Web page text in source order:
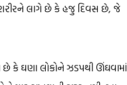
લાગે છે કે હજુ દિવસ છે, જે
કે ઘણા લોકોને ઝડપથી ઊંઘવામાં